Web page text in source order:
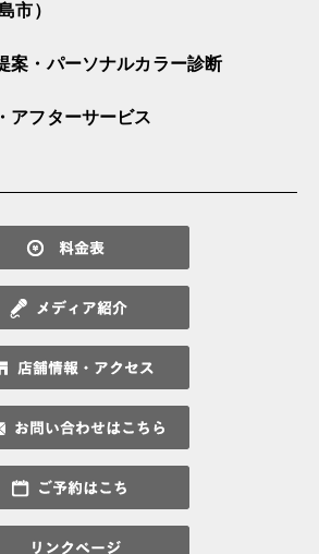
市）
案・パーソナルカラー診断
アフターサービス